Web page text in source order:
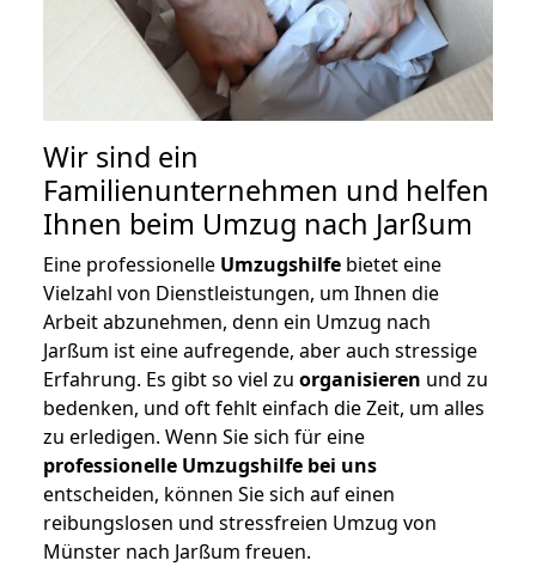
Wir sind ein
Familienunternehmen und helfen
Ihnen beim Umzug nach Jarßum
Eine professionelle Umzugshilfe bietet eine
Vielzahl von Dienstleistungen, um Ihnen die
Arbeit abzunehmen, denn ein Umzug nach
Jarßum ist eine aufregende, aber auch stressige
Erfahrung. Es gibt so viel zu organisieren und zu
bedenken, und oft fehlt einfach die Zeit, um alles
zu erledigen. Wenn Sie sich für eine
professionelle Umzugshilfe bei uns
entscheiden, können Sie sich auf einen
reibungslosen und stressfreien Umzug von
Münster nach Jarßum freuen.